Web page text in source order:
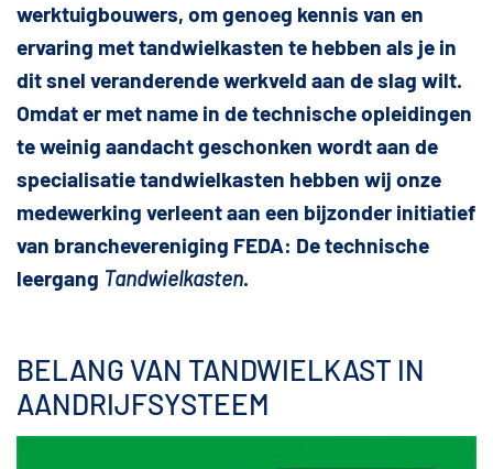
werktuigbouwers, om genoeg kennis van en
ervaring met tandwielkasten te hebben als je in
dit snel veranderende werkveld aan de slag wilt.
Omdat er met name in de technische opleidingen
te weinig aandacht geschonken wordt aan de
specialisatie tandwielkasten hebben wij onze
medewerking verleent aan een bijzonder initiatief
van branchevereniging FEDA: De technische
leergang Tandwielkasten.
BELANG VAN TANDWIELKAST IN
AANDRIJFSYSTEEM